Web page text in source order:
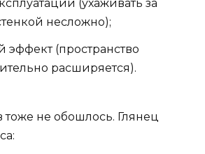
(ухаживать за
несложно);
(пространство
расширяется).
тоже не обошлось. Глянец